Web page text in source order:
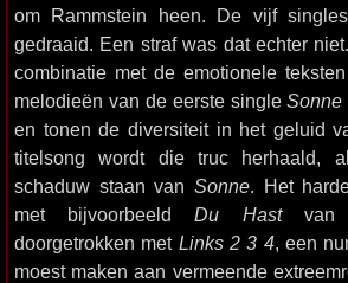
om Rammstein heen. De vijf
gedraaid. Een straf was dat echter
combinatie met de emotionele
melodieën van de eerste singleSonne
en tonen de diversiteit in het geluid
titelsong wordt die truc herhaald,
schaduw staan van Sonne. Het
met bijvoorbeeldDu Hastvan
doorgetrokken met Links 2 3 4, een
moest maken aan vermeende